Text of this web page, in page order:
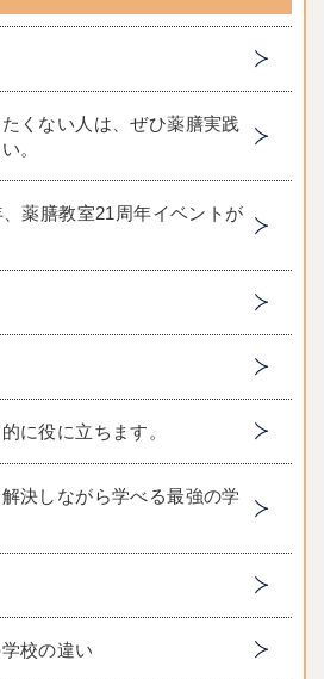
くない人は、ぜひ薬膳実践
。
薬膳教室21周年イベントが
に役に立ちます。
決しながら学べる最強の学
校の違い